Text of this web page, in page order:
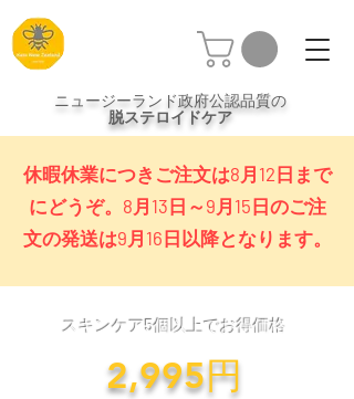
スキンケア5個以上でお得価格
​2,995円
ニュージーランド政府公認品質の
脱ステロイドケア
休暇休業につきご注文は8月12日まで
にどうぞ。8月13日～9月15日のご注
文の発送は9月16日以降となります。